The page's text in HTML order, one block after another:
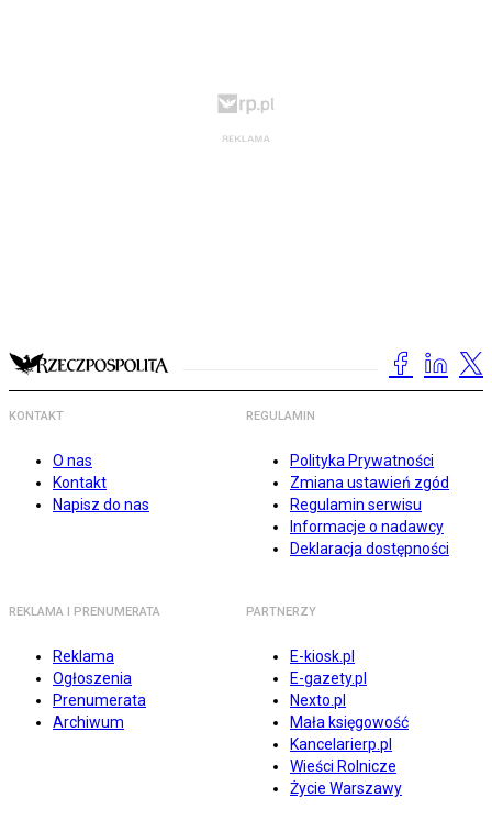
KONTAKT
O nas
Kontakt
Napisz do nas
REGULAMIN
Polityka Prywatności
Zmiana ustawień zgód
Regulamin serwisu
Informacje o nadawcy
Deklaracja dostępności
REKLAMA I PRENUMERATA
Reklama
Ogłoszenia
Prenumerata
Archiwum
PARTNERZY
E-kiosk.pl
E-gazety.pl
Nexto.pl
Mała księgowość
Kancelarierp.pl
Wieści Rolnicze
Życie Warszawy